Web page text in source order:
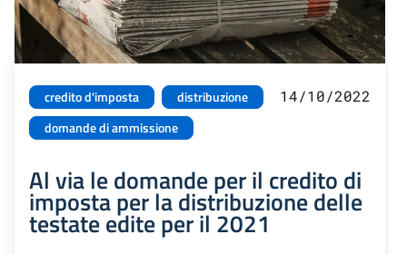
credito d'imposta
distribuzione
domande di ammissione
14/10/2022
Al via le domande per il credito di
imposta per la distribuzione delle
testate edite per il 2021